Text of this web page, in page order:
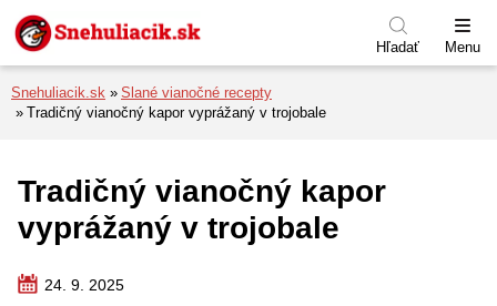
Preskočiť na menu
Preskočiť na obsah
Preskočiť na pätu
Hľadať Menu
Snehuliacik.sk
Slané vianočné recepty
Tradičný vianočný kapor vyprážaný v trojobale
Tradičný vianočný kapor
vyprážaný v trojobale
24. 9. 2025